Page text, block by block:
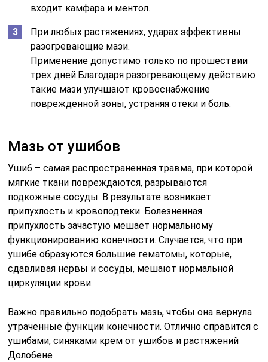
входит камфара и ментол.
При любых растяжениях, ударах эффективны
разогревающие мази.
Применение допустимо только по прошествии
трех дней.Благодаря разогревающему действию
такие мази улучшают кровоснабжение
поврежденной зоны, устраняя отеки и боль.
Мазь от ушибов
Ушиб – самая распространенная травма, при которой
мягкие ткани повреждаются, разрываются
подкожные сосуды. В результате возникает
припухлость и кровоподтеки. Болезненная
припухлость зачастую мешает нормальному
функционированию конечности. Случается, что при
ушибе образуются большие гематомы, которые,
сдавливая нервы и сосуды, мешают нормальной
циркуляции крови.
Важно правильно подобрать мазь, чтобы она вернула
утраченные функции конечности. Отлично справится с
ушибами, синяками крем от ушибов и растяжений
Долобене